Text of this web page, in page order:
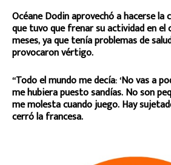
Océane Dodin aprovechó a hacerse
que tuvo que frenar su actividad en
meses, ya que tenía problemas de
provocaron vértigo.
“Todo el mundo me decía: ‘No vas a
me hubiera puesto sandías. No son
me molesta cuando juego. Hay
cerró la francesa.